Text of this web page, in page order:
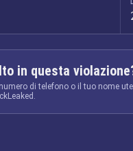
in questa
di telefono o il tuo nome